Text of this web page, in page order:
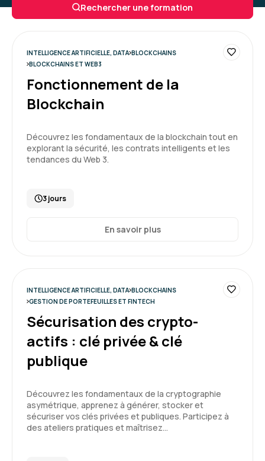
Rechercher une formation
INTELLIGENCE ARTIFICIELLE, DATA BLOCKCHAINS
BLOCKCHAINS ET WEB3
Fonctionnement de la
Blockchain
Découvrez les fondamentaux de la blockchain tout en
explorant la sécurité, les contrats intelligents et les
tendances du Web 3.
3 jours
En savoir plus
INTELLIGENCE ARTIFICIELLE, DATA BLOCKCHAINS
GESTION DE PORTEFEUILLES ET FINTECH
Sécurisation des crypto-
actifs : clé privée & clé
publique
Découvrez les fondamentaux de la cryptographie
asymétrique, apprenez à générer, stocker et
sécuriser vos clés privées et publiques. Participez à
des ateliers pratiques et maîtrisez…